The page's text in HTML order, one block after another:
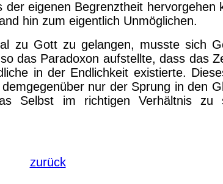
eigenen Begrenztheit hervorgehen
hin zum eigentlich Unmöglichen.
zu Gott zu gelangen, musste sich
das Paradoxon aufstellte, dass das
in der Endlichkeit existierte.
nur der Sprung in den
Selbst im richtigen Verhältnis
zurück